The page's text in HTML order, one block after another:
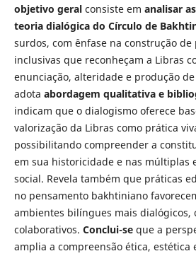
objetivo geralconsiste em analisar
teoria dialógica do Círculo de
surdos, com ênfase na construção
inclusivas que reconheçam a Libras
enunciação, alteridade e produção
adota abordagem qualitativa e
indicam que o dialogismo oferece
valorização da Libras como prática
possibilitando compreender a
em sua historicidade e nas múltiplas
social. Revela também que práticas
no pensamento bakhtiniano
ambientes bilíngues mais dialógicos,
colaborativos. Conclui-seque a
amplia a compreensão ética, estética